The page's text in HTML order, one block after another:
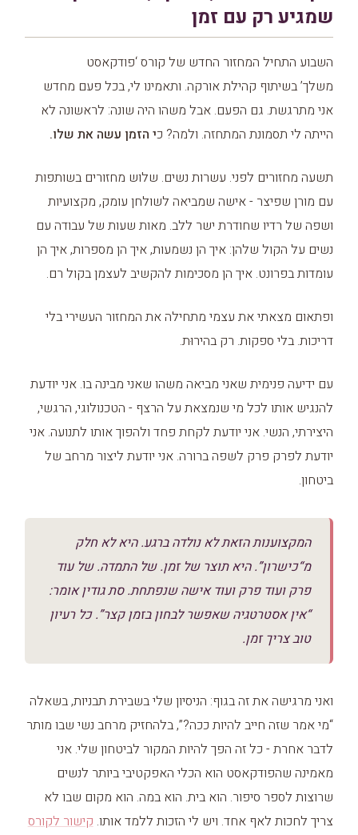
שמגיע רק עם זמן
השבוע התחיל המחזור החדש של קורס ‘פודקאסט
משלך’ בשיתוף קהילת אורקה. ותאמינו לי, בכל פעם מחדש
אני מתרגשת. גם הפעם. אבל משהו היה שונה: לראשונה לא
הייתה לי תסמונת המתחזה. ולמה? כי הזמן עשה את שלו.
תשעה מחזורים לפני. עשרות נשים. שלוש מחזורים בשותפות
עם מורן שפיצר - אישה שמביאה לשולחן עומק, מקצועיות
ושפה של רדיו שחודרת ישר ללב. מאות שעות של עבודה עם
נשים על הקול שלהן: איך הן נשמעות, איך הן מספרות, איך הן
עומדות בפרונט. איך הן מסכימות להקשיב לעצמן בקול רם.
ופתאום מצאתי את עצמי מתחילה את המחזור העשירי בלי
דריכות. בלי ספקות. רק בהירוּת.
עם ידיעה פנימית שאני מביאה משהו שאני מבינה בו. אני יודעת
להנגיש אותו לכל מי שנמצאת על הרצף - הטכנולוגי, הרגשי,
היצירתי, הנשי. אני יודעת לקחת פחד ולהפוך אותו לתנועה. אני
יודעת לפרק פרק לשפה ברורה. אני יודעת ליצור מרחב של
ביטחון.
המקצוענות הזאת לא נולדה ברגע. היא לא חלק
מ“כישרון”. היא תוצר של זמן. של התמדה. של עוד
פרק ועוד פרק ועוד אישה שנפתחת. סת גודין אומר:
“אין אסטרטגיה שאפשר לבחון בזמן קצר”. כל רעיון
טוב צריך זמן.
ואני מרגישה את זה בגוף: הניסיון שלי בשבירת תבניות, בשאלה
“מי אמר שזה חייב להיות ככה?”, בלהחזיק מרחב נשי שבו מותר
לדבר אחרת - כל זה הפך להיות המקור לביטחון שלי. אני
מאמינה שהפודקאסט הוא הכלי האפקטיבי ביותר לנשים
שרוצות לספר סיפור. הוא בית. הוא במה. הוא מקום שבו לא
צריך לחכות לאף אחד. ויש לי הזכות ללמד אותו.קישור לקורס